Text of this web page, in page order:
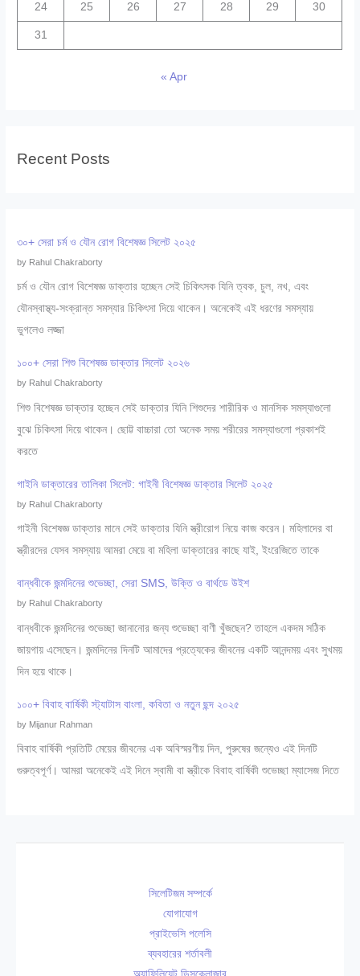
24 25 26 27 28 29 30
31
« Apr
Recent Posts
৩০+ সেরা চর্ম ও যৌন রোগ বিশেষজ্ঞ সিলেট ২০২৫
by Rahul Chakraborty
চর্ম ও যৌন রোগ বিশেষজ্ঞ ডাক্তার হচ্ছেন সেই চিকিৎসক যিনি ত্বক, চুল, নখ, এবং
যৌনস্বাস্থ্য-সংক্রান্ত সমস্যার চিকিৎসা দিয়ে থাকেন। অনেকেই এই ধরণের সমস্যায়
ভুগলেও লজ্জা
১০০+ সেরা শিশু বিশেষজ্ঞ ডাক্তার সিলেট ২০২৬
by Rahul Chakraborty
শিশু বিশেষজ্ঞ ডাক্তার হচ্ছেন সেই ডাক্তার যিনি শিশুদের শারীরিক ও মানসিক সমস্যাগুলো
বুঝে চিকিৎসা দিয়ে থাকেন। ছোট্ট বাচ্চারা তো অনেক সময় শরীরের সমস্যাগুলো প্রকাশই
করতে
গাইনি ডাক্তারের তালিকা সিলেট: গাইনী বিশেষজ্ঞ ডাক্তার সিলেট ২০২৫
by Rahul Chakraborty
গাইনী বিশেষজ্ঞ ডাক্তার মানে সেই ডাক্তার যিনি স্ত্রীরোগ নিয়ে কাজ করেন। মহিলাদের বা
স্ত্রীরদের যেসব সমস্যায় আমরা মেয়ে বা মহিলা ডাক্তারের কাছে যাই, ইংরেজিতে তাকে
বান্ধবীকে জন্মদিনের শুভেচ্ছা, সেরা SMS, উক্তি ও বার্থডে উইশ
by Rahul Chakraborty
বান্ধবীকে জন্মদিনের শুভেচ্ছা জানানোর জন্য শুভেচ্ছা বাণী খুঁজছেন? তাহলে একদম সঠিক
জায়গায় এসেছেন। জন্মদিনের দিনটি আমাদের প্রত্যেকের জীবনের একটি আনন্দময় এবং সুখময়
দিন হয়ে থাকে।
১০০+ বিবাহ বার্ষিকী স্ট্যাটাস বাংলা, কবিতা ও নতুন ছন্দ ২০২৫
by Mijanur Rahman
বিবাহ বার্ষিকী প্রতিটি মেয়ের জীবনের এক অবিস্মরণীয় দিন, পুরুষের জন্যেও এই দিনটি
গুরুত্বপূর্ণ। আমরা অনেকেই এই দিনে স্বামী বা স্ত্রীকে বিবাহ বার্ষিকী শুভেচ্ছা ম্যাসেজ দিতে
সিলেটিজম সম্পর্কে
যোগাযোগ
প্রাইভেসি পলেসি
ব্যবহারের শর্তাবলী